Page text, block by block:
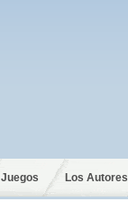
Juegos Los Autores